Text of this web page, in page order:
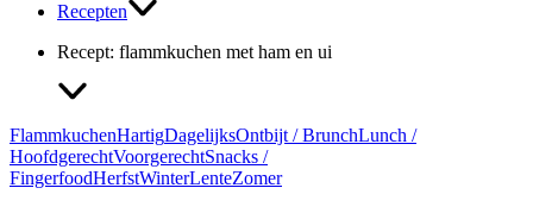
Recepten
Recept: flammkuchen met ham en ui
FlammkuchenHartigDagelijksOntbijt / BrunchLunch /
HoofdgerechtVoorgerechtSnacks /
FingerfoodHerfstWinterLenteZomer